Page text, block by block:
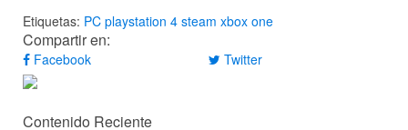
Etiquetas: PC playstation 4 steam xbox one
Compartir en:
Facebook Twitter
Contenido Reciente